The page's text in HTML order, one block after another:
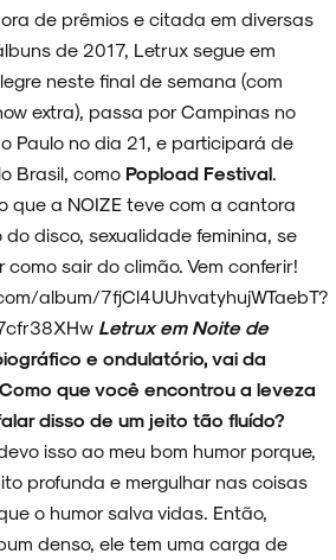
de prêmios e citada em diversas
de 2017, Letrux segue em
neste final de semana (com
extra), passa por Campinas no
Paulo no dia 21, e participará de
Brasil, como Popload Festival
que a NOIZE teve com a cantora
disco, sexualidade feminina, se
sair do climão. Vem conferir!
album/7fjCl4UUhvatyhujWTaebT?
Letrux em Noite de
e ondulatório, vai da
que você encontrou a leveza
disso de um jeito tão fluído?
isso ao meu bom humor porque,
profunda e mergulhar nas coisas
o humor salva vidas. Então,
denso, ele tem uma carga de